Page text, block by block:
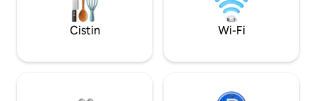
iomlán fáilteora,
phearsanta agus
thiomnaithe,
Cistin Wi-Fi